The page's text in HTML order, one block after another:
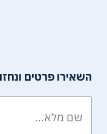
השאירו פרטים